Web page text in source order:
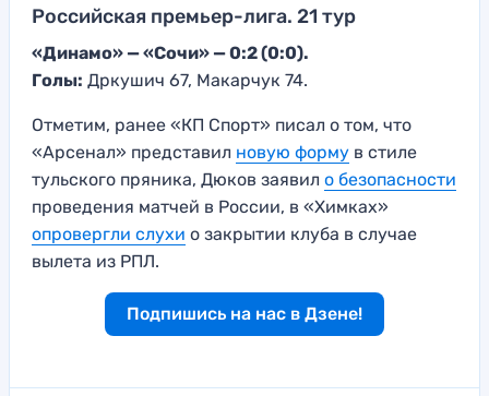
Российская премьер-лига. 21 тур
«Динамо» — «Сочи» — 0:2 (0:0).
Голы: Дркушич 67, Макарчук 74.
Отметим, ранее «КП Спорт» писал о том, что
«Арсенал» представил новую форму в стиле
тульского пряника, Дюков заявил о безопасности
проведения матчей в России, в «Химках»
опровергли слухи о закрытии клуба в случае
вылета из РПЛ.
Подпишись на нас в Дзене!